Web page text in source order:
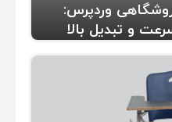
وردپرس:
و تبدیل بالا